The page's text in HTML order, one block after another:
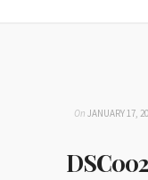
On JANUARY 17,